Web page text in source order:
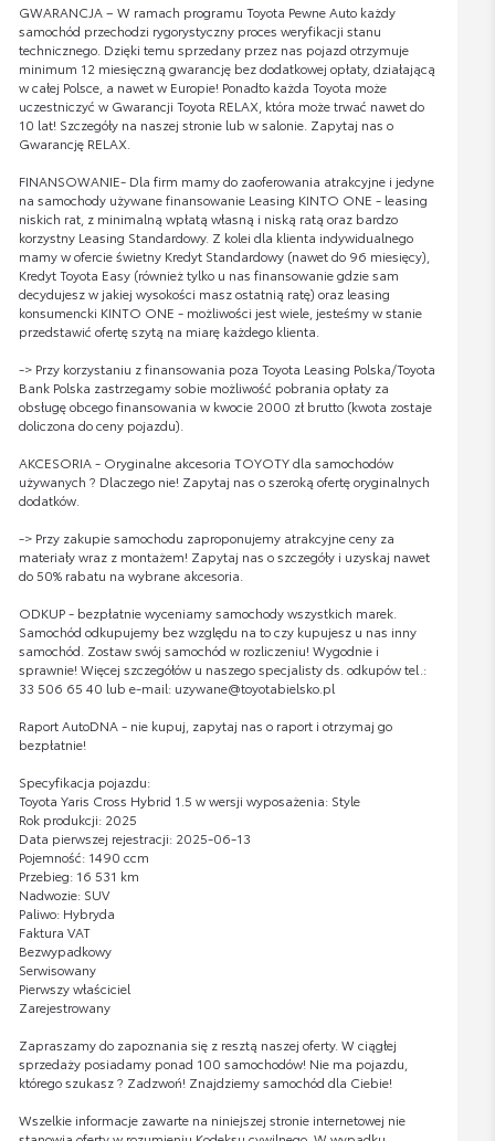
GWARANCJA – W ramach programu Toyota Pewne Auto każdy
samochód przechodzi rygorystyczny proces weryfikacji stanu
technicznego. Dzięki temu sprzedany przez nas pojazd otrzymuje
minimum 12 miesięczną gwarancję bez dodatkowej opłaty, działającą
w całej Polsce, a nawet w Europie! Ponadto każda Toyota może
uczestniczyć w Gwarancji Toyota RELAX, która może trwać nawet do
10 lat! Szczegóły na naszej stronie lub w salonie. Zapytaj nas o
Gwarancję RELAX.
FINANSOWANIE- Dla firm mamy do zaoferowania atrakcyjne i jedyne
na samochody używane finansowanie Leasing KINTO ONE - leasing
niskich rat, z minimalną wpłatą własną i niską ratą oraz bardzo
korzystny Leasing Standardowy. Z kolei dla klienta indywidualnego
mamy w ofercie świetny Kredyt Standardowy (nawet do 96 miesięcy),
Kredyt Toyota Easy (również tylko u nas finansowanie gdzie sam
decydujesz w jakiej wysokości masz ostatnią ratę) oraz leasing
konsumencki KINTO ONE - możliwości jest wiele, jesteśmy w stanie
przedstawić ofertę szytą na miarę każdego klienta.
-> Przy korzystaniu z finansowania poza Toyota Leasing Polska/Toyota
Bank Polska zastrzegamy sobie możliwość pobrania opłaty za
obsługę obcego finansowania w kwocie 2000 zł brutto (kwota zostaje
doliczona do ceny pojazdu).
AKCESORIA - Oryginalne akcesoria TOYOTY dla samochodów
używanych ? Dlaczego nie! Zapytaj nas o szeroką ofertę oryginalnych
dodatków.
-> Przy zakupie samochodu zaproponujemy atrakcyjne ceny za
materiały wraz z montażem! Zapytaj nas o szczegóły i uzyskaj nawet
do 50% rabatu na wybrane akcesoria.
ODKUP - bezpłatnie wyceniamy samochody wszystkich marek.
Samochód odkupujemy bez względu na to czy kupujesz u nas inny
samochód. Zostaw swój samochód w rozliczeniu! Wygodnie i
sprawnie! Więcej szczegółów u naszego specjalisty ds. odkupów tel.:
33 506 65 40 lub e-mail: uzywane@toyotabielsko.pl
Raport AutoDNA - nie kupuj, zapytaj nas o raport i otrzymaj go
bezpłatnie!
Specyfikacja pojazdu:
Toyota Yaris Cross Hybrid 1.5 w wersji wyposażenia: Style
Rok produkcji: 2025
Data pierwszej rejestracji: 2025-06-13
Pojemność: 1490 ccm
Przebieg: 16 531 km
Nadwozie: SUV
Paliwo: Hybryda
Faktura VAT
Bezwypadkowy
Serwisowany
Pierwszy właściciel
Zarejestrowany
Zapraszamy do zapoznania się z resztą naszej oferty. W ciągłej
sprzedaży posiadamy ponad 100 samochodów! Nie ma pojazdu,
którego szukasz ? Zadzwoń! Znajdziemy samochód dla Ciebie!
Wszelkie informacje zawarte na niniejszej stronie internetowej nie